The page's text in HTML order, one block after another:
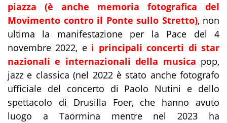
piazza (è anche memoria fotografica del
Movimento contro il Ponte sullo Stretto), non
ultima la manifestazione per la Pace del 4
novembre 2022, e i principali concerti di star
nazionali e internazionali della musica pop,
jazz e classica (nel 2022 è stato anche fotografo
ufficiale del concerto di Paolo Nutini e dello
spettacolo di Drusilla Foer, che hanno avuto
luogo a Taormina mentre nel 2023 ha